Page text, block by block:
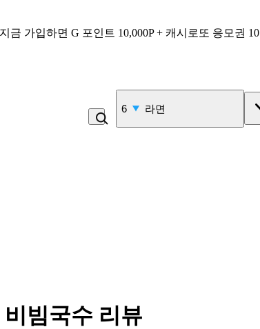
지금 가입하면 G 포인트 10,000P + 캐시로또 응모권
7 콩국수
빔국수 리뷰